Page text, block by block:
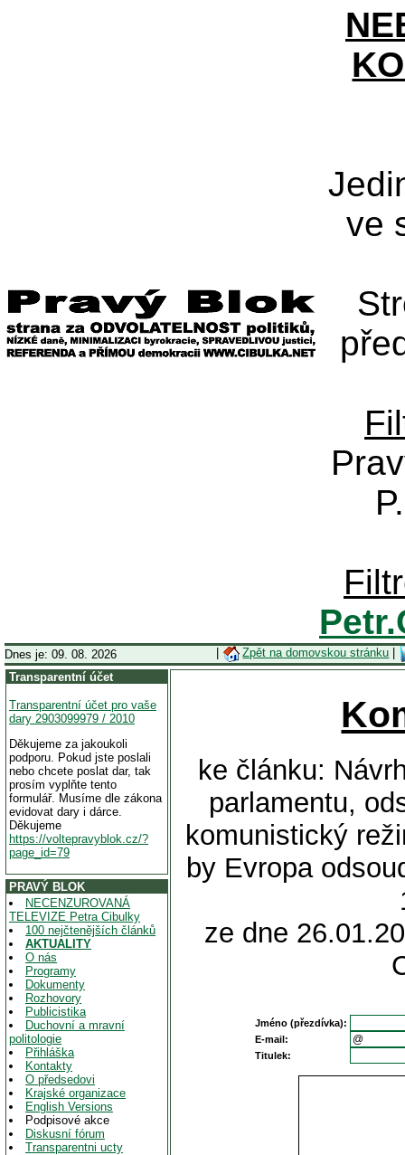
ve
Dnes je: 09. 08. 2026 Zpět na domovskou stránku
Transparentní účet
Transparentní účet pro vaše
dary 2903099979 / 2010
Děkujeme za jakoukoli
podporu. Pokud jste poslali
nebo chcete poslat dar, tak
prosím vyplňte tento
formulář. Musíme dle zákona
evidovat dary i dárce.
Děkujeme
https://voltepravyblok.cz/?
page_id=79
PRAVÝ BLOK
NECENZUROVANÁ
TELEVIZE Petra Cibulky
100 nejčtenějších článků
AKTUALITY
O nás
Programy
Dokumenty
Rozhovory
Publicistika
Duchovní a mravní
politologie
Přihláška
Kontakty
O předsedovi
Krajské organizace
English Versions
Podpisové akce
Diskusní fórum
Transparentni ucty
ke článku:
parlamentu,
komunistický
by Evropa
ze dne
Jméno (přezdívka):
E-mail:
Titulek: